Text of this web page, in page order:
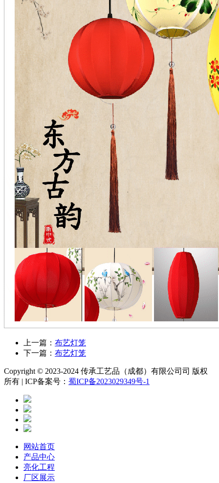
上一篇： 布艺灯笼
下一篇： 布艺灯笼
Copyright © 2023-2024 传承工艺品（成都）有限公司司 版权
所有 | ICP备案号： 蜀ICP备2023029349号-1
网站首页
产品中心
亮化工程
厂区展示